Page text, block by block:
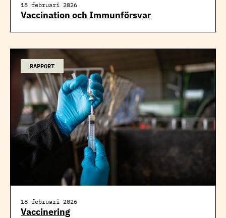
18 februari 2026
Vaccination och Immunförsvar
RAPPORT
18 februari 2026
Vaccinering